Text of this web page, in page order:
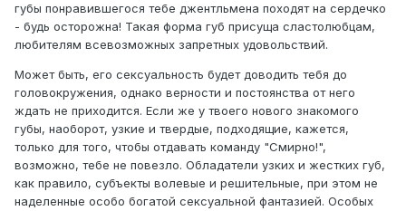
губы понравившегося тебе джентльмена походят на сердечко
- будь осторожна! Такая форма губ присуща сластолюбцам,
любителям всевозможных запретных удовольствий.
Может быть, его сексуальность будет доводить тебя до
головокружения, однако верности и постоянства от него
ждать не приходится. Если же у твоего нового знакомого
губы, наоборот, узкие и твердые, подходящие, кажется,
только для того, чтобы отдавать команду "Смирно!",
возможно, тебе не повезло. Обладатели узких и жестких губ,
как правило, субъекты волевые и решительные, при этом не
наделенные особо богатой сексуальной фантазией. Особых